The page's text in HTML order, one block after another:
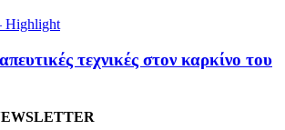
Highlight
τεχνικές στον καρκίνο του